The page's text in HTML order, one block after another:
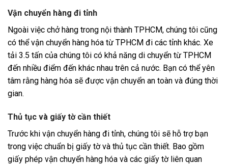
Vận chuyển hàng đi tỉnh
Ngoài việc chở hàng trong nội thành TPHCM, chúng tôi cũng
có thể vận chuyển hàng hóa từ TPHCM đi các tỉnh khác. Xe
tải 3.5 tấn của chúng tôi có khả năng di chuyển từ TPHCM
đến nhiều điểm đến khác nhau trên cả nước. Bạn có thể yên
tâm rằng hàng hóa sẽ được vận chuyển an toàn và đúng thời
gian.
Thủ tục và giấy tờ cần thiết
Trước khi vận chuyển hàng đi tỉnh, chúng tôi sẽ hỗ trợ bạn
trong việc chuẩn bị giấy tờ và thủ tục cần thiết. Bao gồm
giấy phép vận chuyển hàng hóa và các giấy tờ liên quan